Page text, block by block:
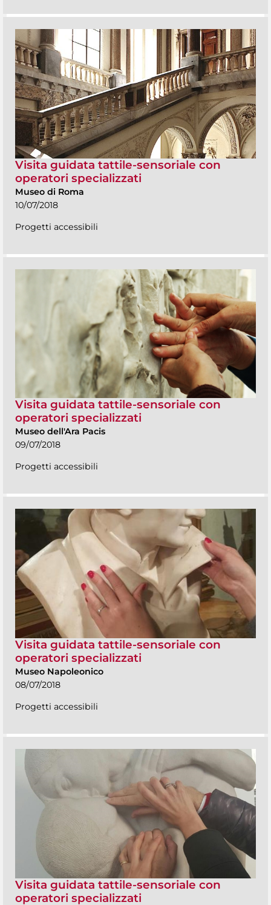
Visita guidata tattile-sensoriale con
operatori specializzati
Museo di Roma
10/07/2018
Progetti accessibili
Visita guidata tattile-sensoriale con
operatori specializzati
Museo dell'Ara Pacis
09/07/2018
Progetti accessibili
Visita guidata tattile-sensoriale con
operatori specializzati
Museo Napoleonico
08/07/2018
Progetti accessibili
Visita guidata tattile-sensoriale con
operatori specializzati